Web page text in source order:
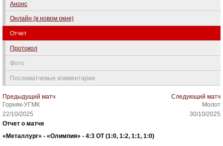
Анонс
Онлайн (в новом окне)
Отчет
Протокол
Фото
Послематчевые комментарии
Предыдущий матч
Горняк-УГМК
22/10/2025
Следующий матч
Молот
30/10/2025
Отчет о матче
«Металлург» - «Олимпия» - 4:3 ОТ (1:0, 1:2, 1:1, 1:0)